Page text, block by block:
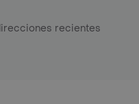
recientes